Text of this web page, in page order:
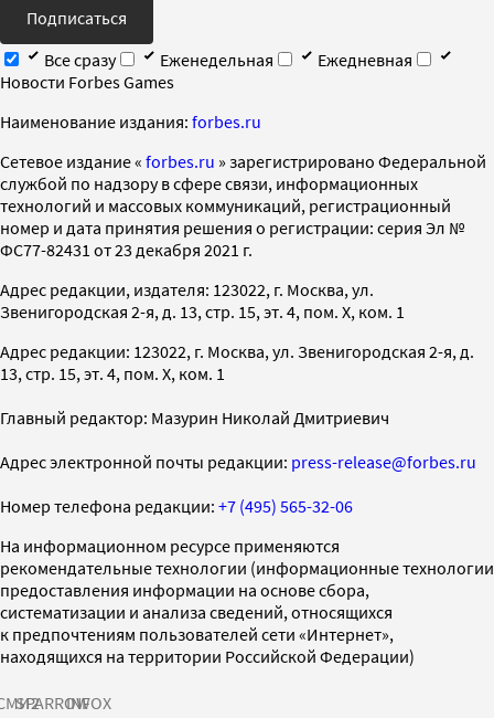
Подписаться
Все сразу
Еженедельная
Ежедневная
Новости Forbes Games
Наименование издания: forbes.ru
Cетевое издание « forbes.ru » зарегистрировано Федеральной
службой по надзору в сфере связи, информационных
технологий и массовых коммуникаций, регистрационный
номер и дата принятия решения о регистрации: серия Эл №
ФС77-82431 от 23 декабря 2021 г.
Адрес редакции, издателя: 123022, г. Москва, ул.
Звенигородская 2-я, д. 13, стр. 15, эт. 4, пом. X, ком. 1
Адрес редакции: 123022, г. Москва, ул. Звенигородская 2-я, д.
13, стр. 15, эт. 4, пом. X, ком. 1
Главный редактор: Мазурин Николай Дмитриевич
Адрес электронной почты редакции: press-release@forbes.ru
Номер телефона редакции: +7 (495) 565-32-06
На информационном ресурсе применяются
рекомендательные технологии (информационные технологии
предоставления информации на основе сбора,
систематизации и анализа сведений, относящихся
к предпочтениям пользователей сети «Интернет»,
находящихся на территории Российской Федерации)
SPARROWINFOX